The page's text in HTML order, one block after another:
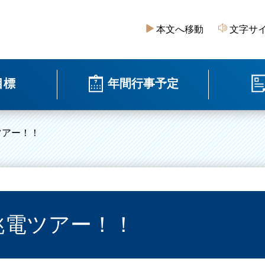
本文へ移動 文字サ
標 年間行事予定
ー！！
ツアー！！